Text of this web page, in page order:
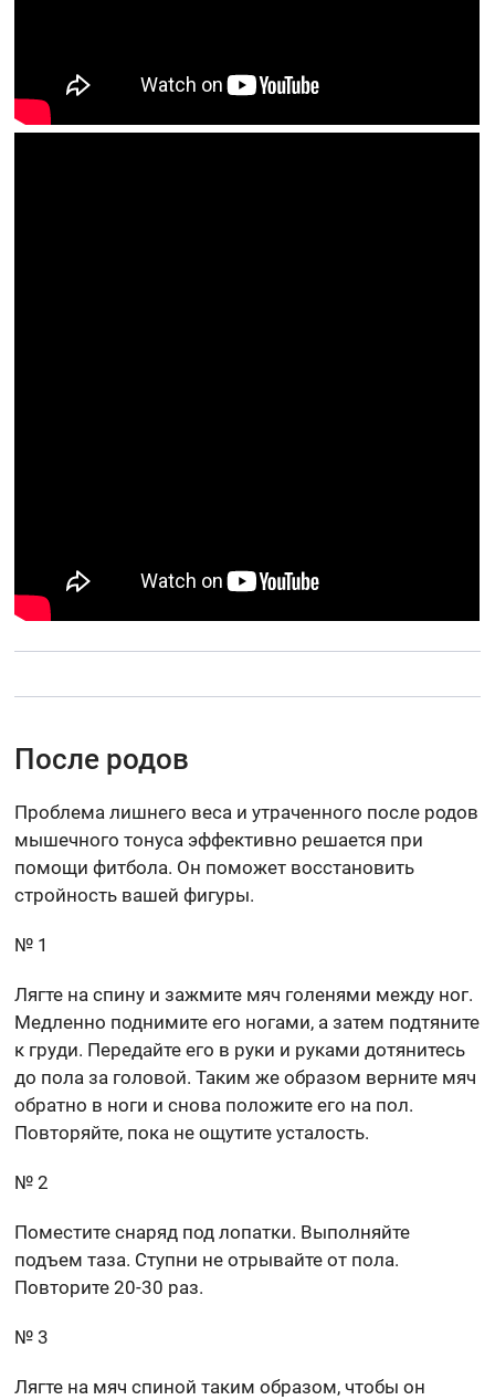
После родов
Проблема лишнего веса и утраченного после родов
мышечного тонуса эффективно решается при
помощи фитбола. Он поможет восстановить
стройность вашей фигуры.
№ 1
Лягте на спину и зажмите мяч голенями между ног.
Медленно поднимите его ногами, а затем подтяните
к груди. Передайте его в руки и руками дотянитесь
до пола за головой. Таким же образом верните мяч
обратно в ноги и снова положите его на пол.
Повторяйте, пока не ощутите усталость.
№ 2
Поместите снаряд под лопатки. Выполняйте
подъем таза. Ступни не отрывайте от пола.
Повторите 20-30 раз.
№ 3
Лягте на мяч спиной таким образом, чтобы он